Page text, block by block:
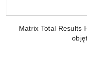
Matrix Total Results